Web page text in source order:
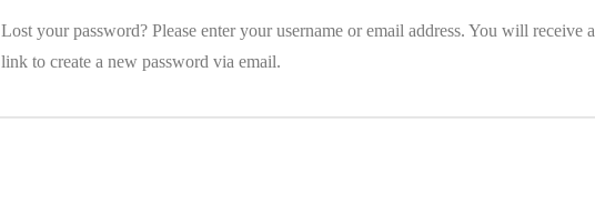
Lost your password? Please enter your username or email address. You will receive a
link to create a new password via email.